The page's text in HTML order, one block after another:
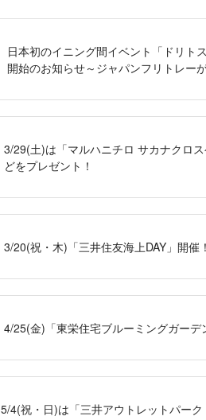
日本初のイニング間イベント「ドリト
開始のお知らせ～ジャパンフリトレー
3/29(土)は「マルハニチロ サカナクロ
どをプレゼント！
3/20(祝・木)「三井住友海上DAY」開
4/25(金)「東栄住宅ブルーミングガー
5/4(祝・日)は「三井アウトレットパー